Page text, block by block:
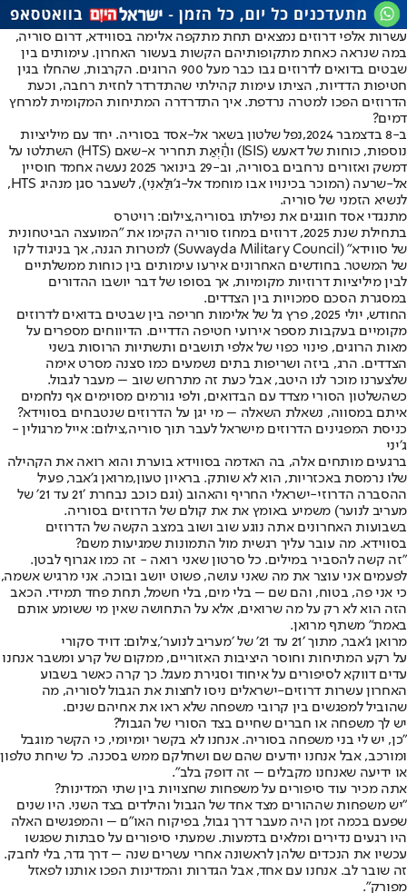
עשרות אלפי דרוזים נמצאים תחת מתקפה אלימה בסווידא, דרום סוריה,
במה שנראה כאחת מתקופותיהם הקשות בעשור האחרון. עימותים בין
שבטים בדואים לדרוזים גבו כבר מעל 900 הרוגים. הקרבות, שהחלו בגין
חטיפות הדדיות, הציתו עימות קהילתי שהתדרדר לחזית רחבה, וכעת
הדרוזים הפכו למטרה נרדפת. איך התדרדרה המתיחות המקומית למרחץ
דמים?
ב-8 בדצמבר 2024,
נפל שלטון בשאר אל-אסד בסוריה. יחד עם מיליציות
נוספות, כוחות של דאעש (ISIS) והַ֫יְאַת תחריר א-שאם (HTS) השתלטו על
דמשק ואזורים נרחבים בסוריה, וב-29 בינואר 2025 נעשה אחמד חוסיין
אל-שרעה (המוכר בכינויו אבו מוחמד אל-ג'וּלַאנִי), לשעבר סגן מנהיג HTS,
לנשיא הזמני של סוריה.
מתנגדי אסד חוגגים את נפילתו בסוריה,צילום: רויטרס
בתחילת שנת 2025, דרוזים במחוז סוריה הקימו את "המועצה הביטחונית
של סווידא" (Suwayda Military Council) למטרות הגנה, אך בניגוד לקו
של המשטר. בחודשים האחרונים אירעו עימותים בין כוחות ממשלתיים
לבין מיליציות דרוזיות מקומיות, אך בסופו של דבר יושבו ההדורים
במסגרת הסכם סמכויות בין הצדדים.
החודש, יולי 2025, פרץ גל של אלימות חריפה בין שבטים בדואים לדרוזים
מקומיים בעקבות מספר אירועי חטיפה הדדיים. הדיווחים מספרים על
מאות הרוגים, פינוי כפוי של אלפי תושבים ותשתיות הרוסות בשני
הצדדים. הרג, ביזה ושריפות בתים נשמעים כמו סצנה מסרט אימה
שלצערנו מוכר לנו היטב, אבל כעת זה מתרחש שוב – מעבר לגבול.
כשהשלטון הסורי מצדד עם הבדואים, ולפי גורמים מסוימים אף נלחמים
איתם במסווה, נשאלת השאלה – מי יגן על הדרוזים שנטבחים בסווידא?
כניסת המפגינים הדרוזים מישראל לעבר תוך סוריה,צילום: אייל מרגולין -
ג׳יני
ברגעים מותחים אלה, בה האדמה בסווידא בוערת והוא רואה את הקהילה
שלו נרמסת באכזריות, הוא לא שותק. בראיון טעון,מרואן ג'אבר, פעיל
ההסברה הדרוזי-ישראלי החריף והאהוב (וגם כוכב נבחרת ׳21 עד 21׳ של
מעריב לנוער) משמיע באומץ את את קולם של הדרוזים בסוריה.
בשבועות האחרונים אתה נוגע שוב ושוב במצב הקשה של הדרוזים
בסווידא. מה עובר עליך רגשית מול התמונות שמגיעות משם?
"זה קשה להסביר במילים. כל סרטון שאני רואה - זה כמו אגרוף לבטן.
לפעמים אני עוצר את מה שאני עושה, פשוט יושב ובוכה. אני מרגיש אשמה,
כי אני פה, בטוח, והם שם – בלי מים, בלי חשמל, תחת פחד תמידי. הכאב
הזה הוא לא רק על מה שרואים, אלא על התחושה שאין מי ששומע אותם
באמת" משתף מרואן.
מרואן ג'אבר, מתוך ׳21 עד 21׳ של ׳מעריב לנוער׳,צילום: דויד סקורי
על רקע המתיחות וחוסר היציבות האזוריים, ממקום של קרע ומשבר אנחנו
עדים דווקא לסיפורים על איחוד וסגירת מעגל. כך קרה כאשר בשבוע
האחרון עשרות דרוזים-ישראלים ניסו לחצות את הגבול לסוריה, מה
שהוביל למפגשים בין קרובי משפחה שלא ראו את אחיהם שנים.
יש לך משפחה או חברים שחיים בצד הסורי של הגבול?
"כן, יש לי בני משפחה בסוריה. אנחנו לא בקשר יומיומי, כי הקשר מוגבל
ומורכב, אבל אנחנו יודעים שהם שם ושחלקם ממש בסכנה. כל שיחת טלפון
או ידיעה שאנחנו מקבלים – זה דופק בלב".
אתה מכיר עוד סיפורים על משפחות שחצויות בין שתי המדינות?
"יש משפחות שההורים מצד אחד של הגבול והילדים בצד השני. היו שנים
שפעם בכמה זמן היה מעבר דרך גבול, בפיקוח האו"ם – והמפגשים האלה
היו רגעים נדירים ומלאים בדמעות. שמעתי סיפורים על סבתות שפגשו
עכשיו את הנכדים שלהן לראשונה אחרי עשרים שנה – דרך גדר, בלי לחבק.
זה שובר לב. אנחנו עם אחד, אבל הגדרות והמדינות הפכו אותנו לפאזל
מפורק".